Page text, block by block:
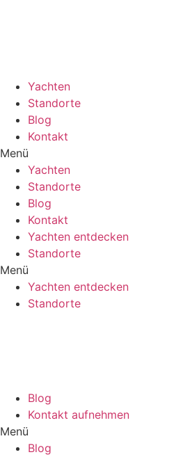
Yachten
Standorte
Blog
Kontakt
Menü
Yachten
Standorte
Blog
Kontakt
Yachten entdecken
Standorte
Menü
Yachten entdecken
Standorte
Blog
Kontakt aufnehmen
Menü
Blog